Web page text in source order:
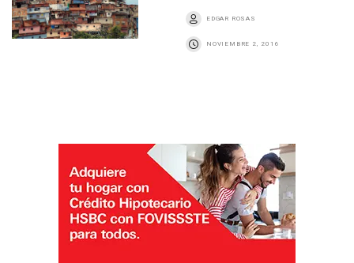
EDGAR ROSAS
NOVIEMBRE 2, 2016